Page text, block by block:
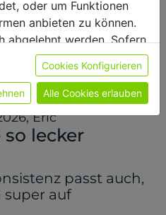
,Eric
so lecker
passt auch,
super auf
oder um Funktionen
anbieten zu können.
abgelehnt werden. Sofern
nutzen, geben Sie
sie in unserer
im Impressum
Cookies Konfigurieren
Alle Cookies erlauben